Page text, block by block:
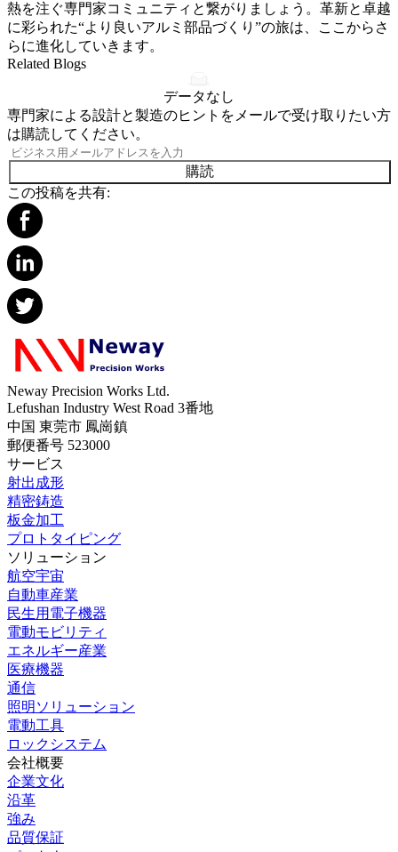
熱を注ぐ専門家コミュニティと繋がりましょう。革新と卓越
に彩られた“より良いアルミ部品づくり”の旅は、ここからさ
らに進化していきます。
Related Blogs
データなし
専門家による設計と製造のヒントをメールで受け取りたい方
は購読してください。
購読
この投稿を共有:
Neway Precision Works Ltd.
Lefushan Industry West Road 3番地
中国 東莞市 鳳崗鎮
郵便番号 523000
サービス
射出成形
精密鋳造
板金加工
プロトタイピング
ソリューション
航空宇宙
自動車産業
民生用電子機器
電動モビリティ
エネルギー産業
医療機器
通信
照明ソリューション
電動工具
ロックシステム
会社概要
企業文化
沿革
強み
品質保証